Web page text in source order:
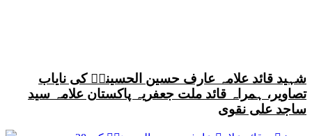
شہید قائد علامہ عارف حسین الحسینیؒ کی نایاب
تصاویر، ہمراہ قائد ملت جعفریہ پاکستان علامہ سید
ساجد علی نقوی